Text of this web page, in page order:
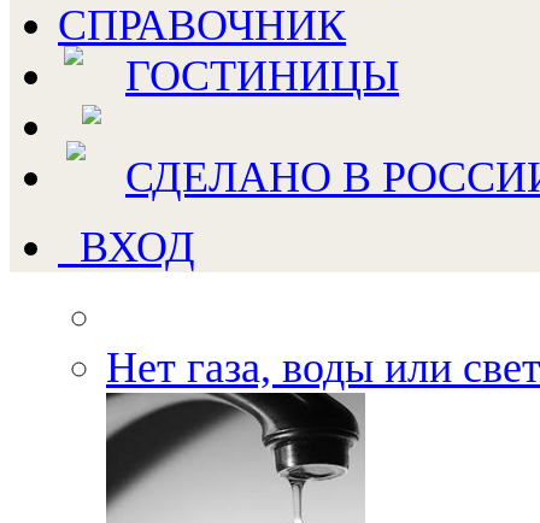
СПРАВОЧНИК
ГОСТИНИЦЫ
СДЕЛАНО В
ВХОД
Нет газа, воды или